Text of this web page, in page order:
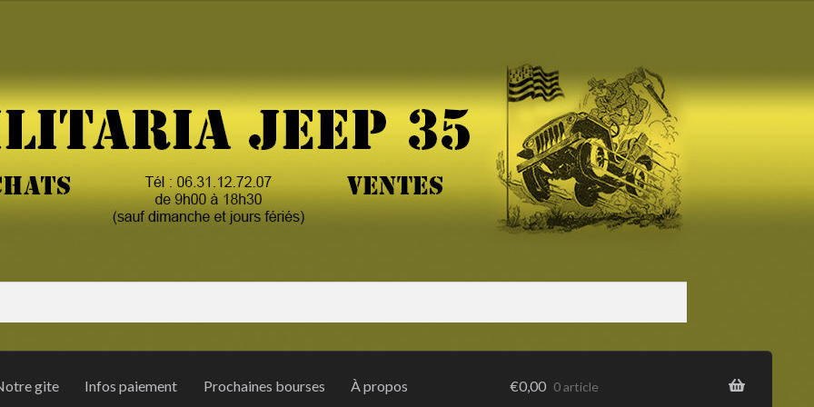
gite Infos paiement Prochaines bourses À propos €0,00 0 article